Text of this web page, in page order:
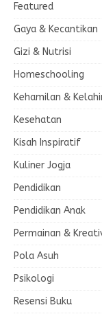
Featured
Gaya & Kecantikan
Gizi & Nutrisi
Homeschooling
Kehamilan &
Kesehatan
Kisah Inspiratif
Kuliner Jogja
Pendidikan
Pendidikan Anak
Permainan &
Pola Asuh
Psikologi
Resensi Buku